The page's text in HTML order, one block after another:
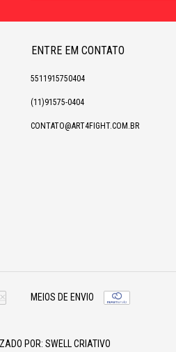
ENTRE EM CONTATO
5511915750404
(11)91575-0404
CONTATO@ART4FIGHT.COM.BR
MEIOS DE ENVIO
POR: SWELL CRIATIVO